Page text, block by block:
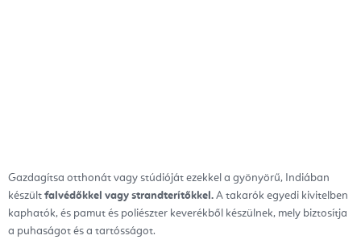
Gazdagítsa otthonát vagy stúdióját ezekkel a gyönyörű, Indiában
készült falvédőkkel vagy strandterítőkkel. A takarók egyedi kivitelben
kaphatók, és pamut és poliészter keverékből készülnek, mely biztosítja
a puhaságot és a tartósságot.